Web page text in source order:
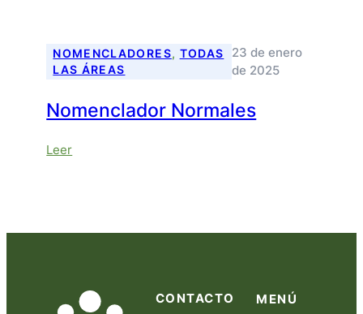
NOMENCLADORES, TODAS
LAS ÁREAS
23 de enero
de 2025
Nomenclador Normales
Leer:
CONTACTO MENÚ